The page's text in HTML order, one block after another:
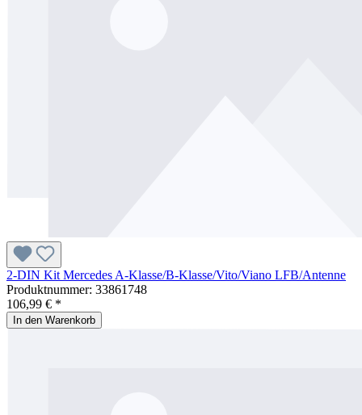
2-DIN Kit Mercedes A-Klasse/B-Klasse/Vito/Viano LFB/Antenne
Produktnummer: 33861748
106,99 € *
In den Warenkorb